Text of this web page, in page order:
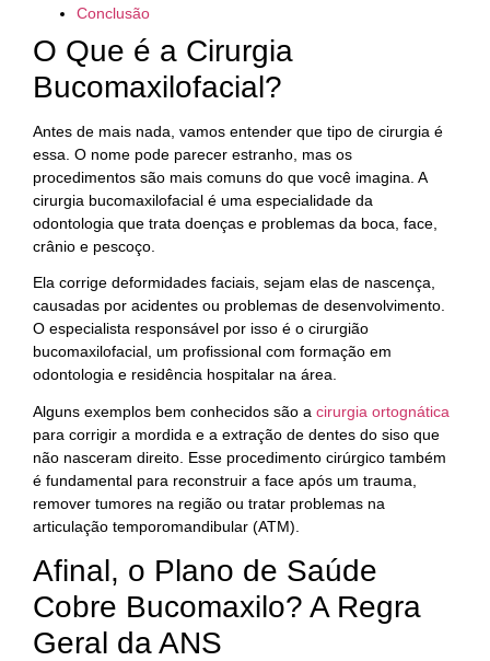
Conclusão
O Que é a Cirurgia
Bucomaxilofacial?
Antes de mais nada, vamos entender que tipo de cirurgia é
essa. O nome pode parecer estranho, mas os
procedimentos são mais comuns do que você imagina. A
cirurgia bucomaxilofacial é uma especialidade da
odontologia que trata doenças e problemas da boca, face,
crânio e pescoço.
Ela corrige deformidades faciais, sejam elas de nascença,
causadas por acidentes ou problemas de desenvolvimento.
O especialista responsável por isso é o cirurgião
bucomaxilofacial, um profissional com formação em
odontologia e residência hospitalar na área.
Alguns exemplos bem conhecidos são a cirurgia ortognática
para corrigir a mordida e a extração de dentes do siso que
não nasceram direito. Esse procedimento cirúrgico também
é fundamental para reconstruir a face após um trauma,
remover tumores na região ou tratar problemas na
articulação temporomandibular (ATM).
Afinal, o Plano de Saúde
Cobre Bucomaxilo? A Regra
Geral da ANS